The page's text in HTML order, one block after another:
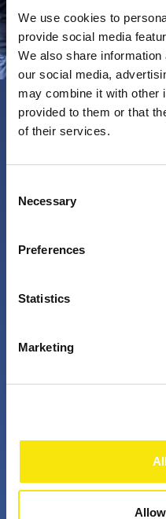
We use cookies to
provide social media
We also share
our social media,
may combine it with other
provided to them or that
of their services.
Selection
Necessary
Preferences
Statistics
Marketing
PNO Innovation
impatto concreto.
che fanno gli innovatori:
soluzioni migliori per
+
anni di attività
+
professionisti